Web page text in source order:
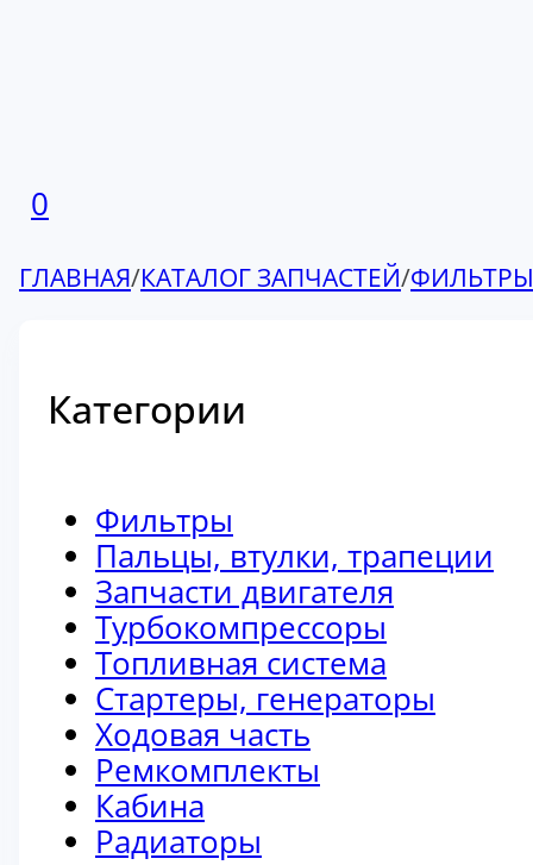
0
ГЛАВНАЯ/КАТАЛОГ ЗАПЧАСТЕЙ/ФИЛЬТРЫ
Категории
Фильтры
Пальцы, втулки, трапеции
Запчасти двигателя
Турбокомпрессоры
Топливная система
Стартеры, генераторы
Ходовая часть
Ремкомплекты
Кабина
Радиаторы